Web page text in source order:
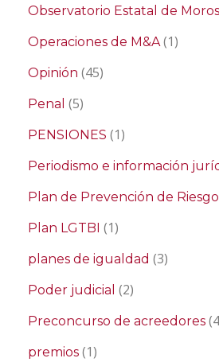
Observatorio Estatal de
Operaciones de M&A(1)
Opinión (45)
Penal (5)
PENSIONES (1)
Periodismo e información
Plan de Prevención de
Plan LGTBI (1)
planes de igualdad (3)
Poder judicial (2)
Preconcurso de acreedores
premios (1)